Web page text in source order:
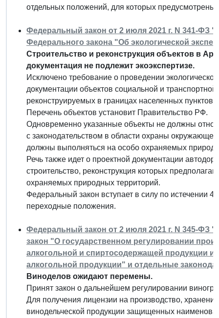
отдельных положений, для которых
Федеральный закон от 2 июля 2021 г. N 341-ФЗ
Федерального закона "Об экологической
Строительство и реконструкция объектов в
документация не подлежит экоэкспертизе.
Исключено требование о проведении
документации объектов социальной и
реконструируемых в границах населенных
Перечень объектов установит Правительство РФ.
Одновременно указанные объекты не должны
с законодательством в области охраны
должны выполняться на особо охраняемых
Речь также идет о проектной документации
строительство, реконструкция которых
охраняемых природных территорий.
Федеральный закон вступает в силу по истечении
переходные положения.
Федеральный закон от 2 июля 2021 г. N 345-ФЗ
закон "О государственном регулировании
алкогольной и спиртосодержащей продукции и
алкогольной продукции" и отдельные
Виноделов ожидают перемены.
Принят закон о дальнейшем регулировании
Для получения лицензии на производство,
винодельческой продукции защищенных